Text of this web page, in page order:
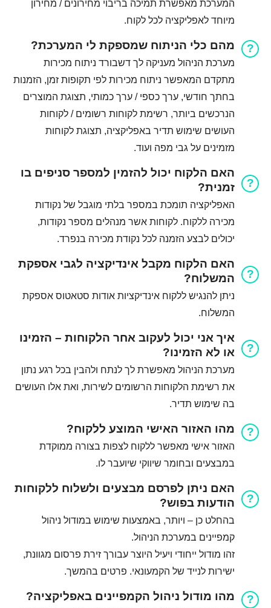
המערכת מאפשרת תמיכה בריבוי מחירונים / מחירון
מיוחד לאפליקציה לכל לקוח.
מהם כלי הניתוח שמספקת לי המערכת?
מערכת הניהול מעניקה לך דשבורד ניתוח מכירות
מתקדם המאפשר ניתוח מכירות לפי תקופות זמן, הזמנות
בחתך חודשי, ערך כספי / ערך כמותי, תצוגת המוצרים
הנרכשים ביותר, רשימת לקוחות רשומים / לקוחות
העושים שימוש תדיר באפליקציה, תצוגת לקוחות
מזמינים על גבי מפה ועוד.
האם הלקוח יכול להזמין למספר סניפים בו
זמנית?
האפליקציה תומכת במספר בלתי מוגבל של נקודות
מכירה ללקוח. לקוחות אשר מנהלים מספר נקודות,
יכולים לבצע הזמנה לכל נקודת מכירה בנפרד.
האם הלקוח מקבל אינדיקציה לגבי אספקת
המשלוח?
ניתן להנגיש ללקוח אינדיקציות אודות סטאטוס אספקת
המשלוח.
איך אני יכול לעקוב אחר הלקוחות – הזמינו
או לא הזמינו?
מערכת הניהול מאפשרת לך לנתח ולהבין בכל רגע נתון
את רשימת הלקוחות הרשומים לשירות, ואת אלו העושים
בה שימוש תדיר.
מהו האזור האישי המוצע ללקוח?
האזור אישי מאפשר ללקוח לצפות בצורה ממוקדת
במבצעים ובחומר שיווקי שיועבר לו.
האם ניתן לפרסם מבצעים ולשלוח ללקוחות
הודעות בפוש?
בהחלט כן – ויותר, באמצעות שימוש במודול ניהול
קמפיינים במערכת הניהול.
זהו מודול ייחודי ויעיל היוצר עבורך זירת פרסום מגוונת,
ישירות לנייד של הקמעונאי. פרטים בהמשך.
מהו מודול ניהול הקמפיינים באפליקציה?